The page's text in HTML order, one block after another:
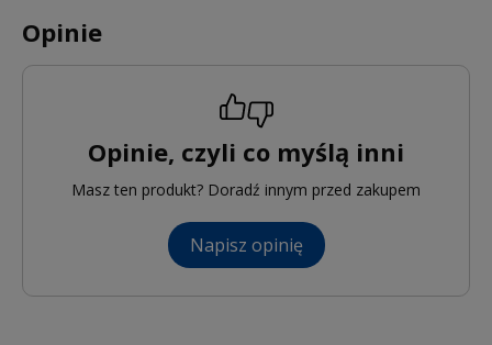
Opinie
Opinie, czyli co myślą inni
Masz ten produkt? Doradź innym przed zakupem
Napisz opinię